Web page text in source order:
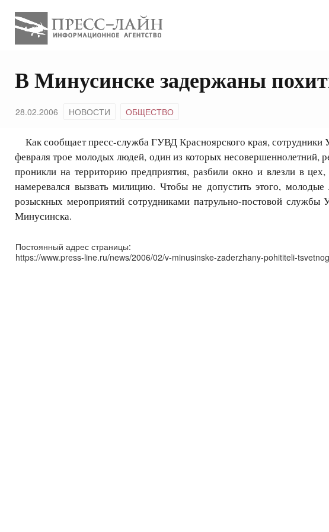
В Минусинске задержаны
28.02.2006 НОВОСТИ ОБЩЕСТВО
Как сообщает пресс-служба ГУВД Красноярского края,
февраля трое молодых людей, один из которых несовершеннолетний,
проникли на территорию предприятия, разбили окно и влезли в
намеревался вызвать милицию. Чтобы не допустить этого,
розыскных мероприятий сотрудниками патрульно-постовой
Минусинска.
Постоянный адрес страницы:
https://www.press-line.ru/news/2006/02/v-minusinske-zaderzhany-pohititeli-